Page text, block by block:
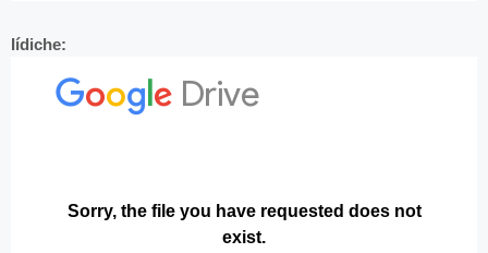
Iídiche: